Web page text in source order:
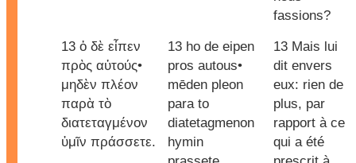
fassions?
13 ὁ δὲ εἶπεν
πρὸς αὐτούς•
μηδὲν πλέον
παρὰ τὸ
διατεταγμένον
ὑμῖν πράσσετε.
13 ho de eipen
pros autous•
mēden pleon
para to
diatetagmenon
hymin
13 Mais lui
dit envers
eux: rien de
plus, par
rapport à ce
qui a été